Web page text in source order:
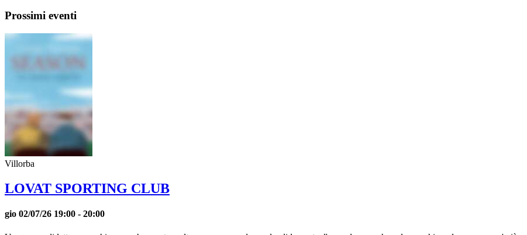
Prossimi eventi
Villorba
LOVAT SPORTING CLUB
gio 02/07/26 19:00 - 20:00